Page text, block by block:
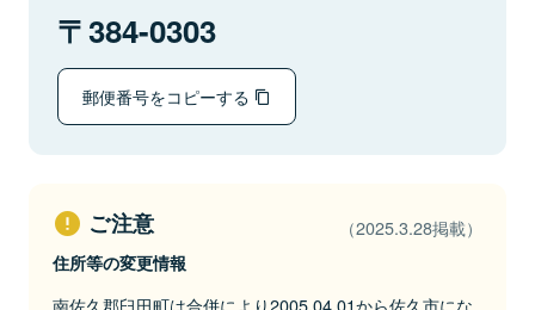
384-0303
郵便番号をコピーする
ご注意 （2025.3.28掲載）
住所等の変更情報
南佐久郡臼田町は合併により2005.04.01から佐久市にな